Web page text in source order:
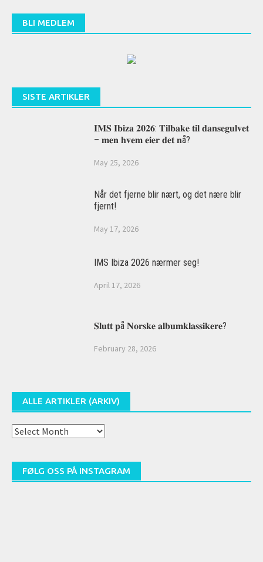
BLI MEDLEM
SISTE ARTIKLER
𝐈𝐌𝐒 𝐈𝐛𝐢𝐳𝐚 𝟐𝟎𝟐𝟔: 𝐓𝐢𝐥𝐛𝐚𝐤𝐞 𝐭𝐢𝐥 𝐝𝐚𝐧𝐬𝐞𝐠𝐮𝐥𝐯𝐞𝐭
– 𝐦𝐞𝐧 𝐡𝐯𝐞𝐦 𝐞𝐢𝐞𝐫 𝐝𝐞𝐭 𝐧å?
May 25, 2026
Når det fjerne blir nært, og det nære blir
fjernt!
May 17, 2026
IMS Ibiza 2026 nærmer seg!
April 17, 2026
𝐒𝐥𝐮𝐭𝐭 𝐩å 𝐍𝐨𝐫𝐬𝐤𝐞 𝐚𝐥𝐛𝐮𝐦𝐤𝐥𝐚𝐬𝐬𝐢𝐤𝐞𝐫𝐞?
February 28, 2026
ALLE ARTIKLER (ARKIV)
Alle
(arkiv)
FØLG OSS PÅ INSTAGRAM